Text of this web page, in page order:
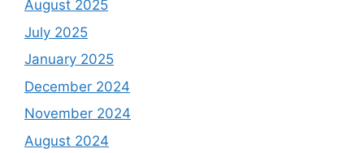
August 2025
July 2025
January 2025
December 2024
November 2024
August 2024